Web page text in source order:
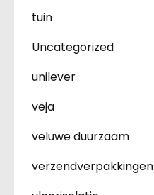
tuin
Uncategorized
unilever
veja
veluwe duurzaam
verzendverpakkingen